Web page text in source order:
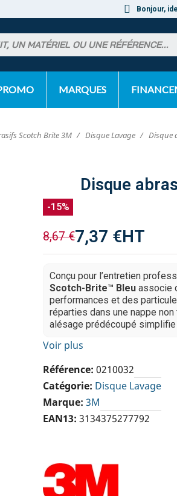
Bonjour,
MARQUES
Scotch Brite 3M Disque Lavage Disque
Disque
-15%
8,67 €7,37 €HT
Conçu pour l’entretien
Scotch-Brite™ Bleu associe
performances et des
réparties dans une nappe
alésage prédécoupé simplifie
Voir plus
Référence 0210032
Catégorie Disque Lavage
Marque 3M
EAN13 3134375277792